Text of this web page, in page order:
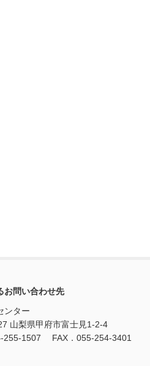
お問い合わせ先
ンター
山梨県甲府市富士見1-2-4
255-1507 FAX．055-254-3401